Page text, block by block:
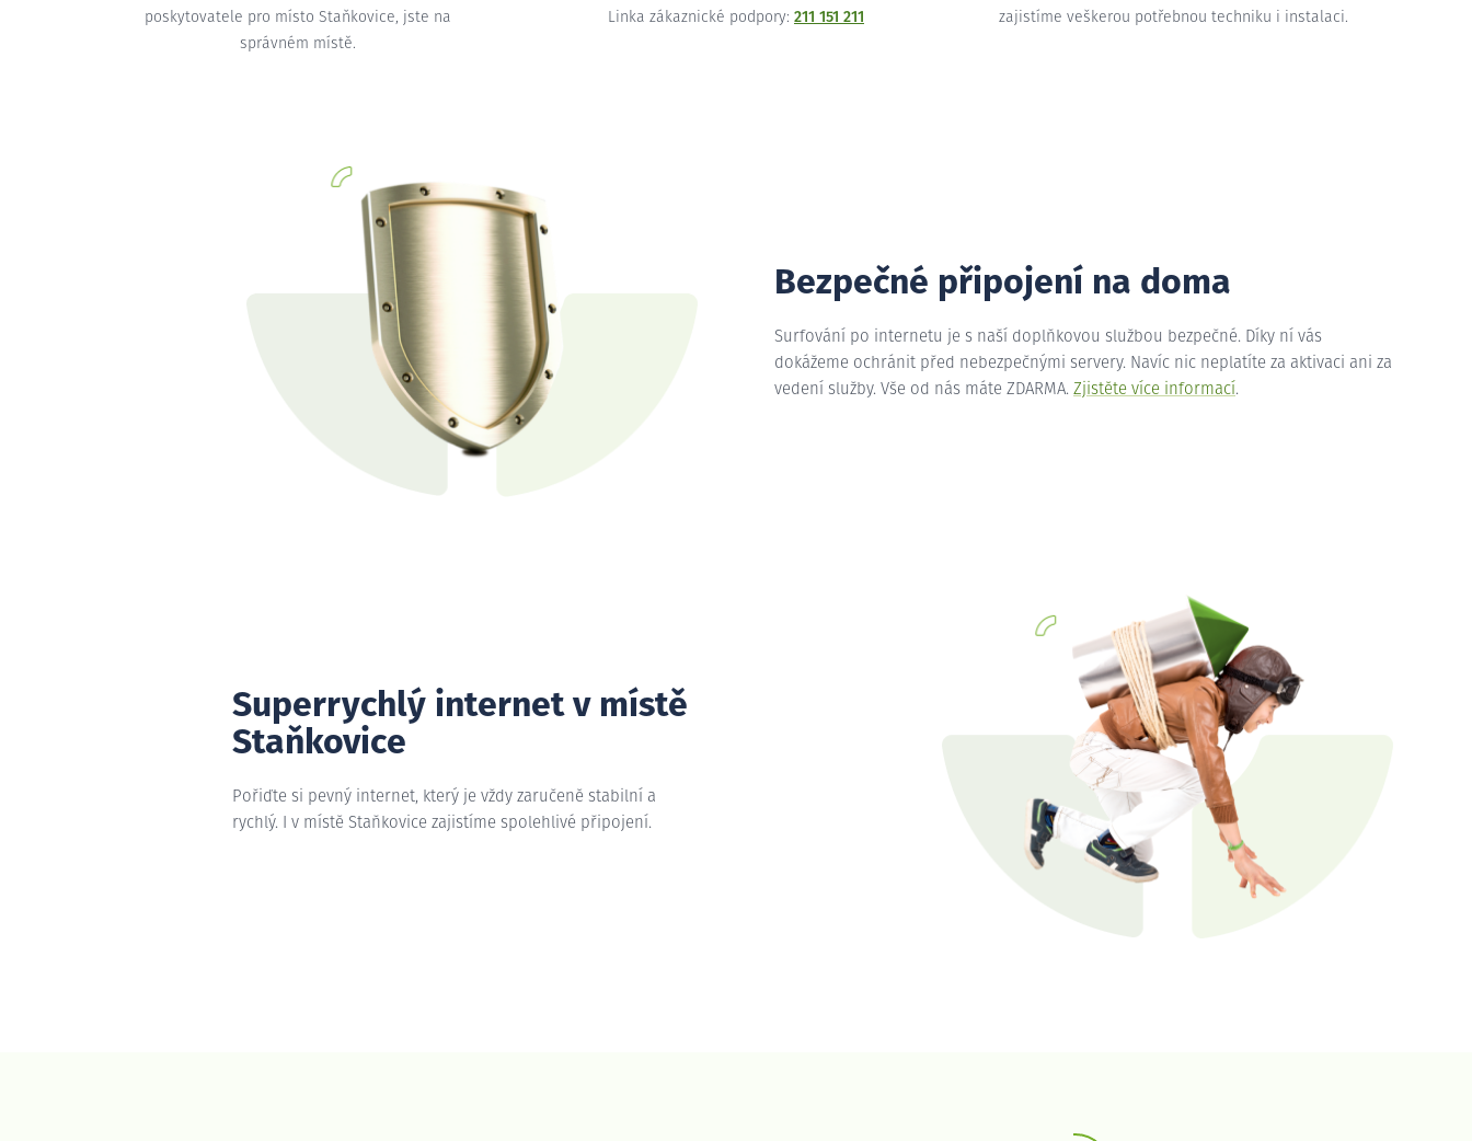
poskytovatele pro místo Staňkovice, jste na
správném místě.
Linka zákaznické podpory: 211 151 211
zajistíme veškerou potřebnou techniku i instalaci.
Bezpečné připojení na doma
Surfování po internetu je s naší doplňkovou službou bezpečné. Díky ní vás
dokážeme ochránit před nebezpečnými servery. Navíc nic neplatíte za aktivaci ani za
vedení služby. Vše od nás máte ZDARMA. Zjistěte více informací.
Superrychlý internet v místě
Staňkovice
Pořiďte si pevný internet, který je vždy zaručeně stabilní a
rychlý. I v místě Staňkovice zajistíme spolehlivé připojení.